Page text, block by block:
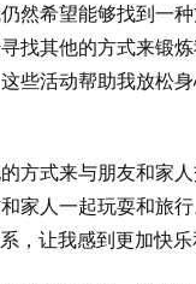
然希望能够找到一
找其他的方式来锻
些活动帮助我放松
方式来与朋友和家
家人一起玩耍和旅
，让我感到更加快乐